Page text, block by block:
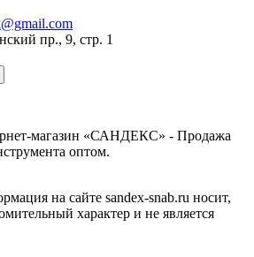
пр., 9, стр. 1
магазин «САНДЕКС» - Продажа
оптом.
на сайте sandex-snab.ru носит,
характер и не является